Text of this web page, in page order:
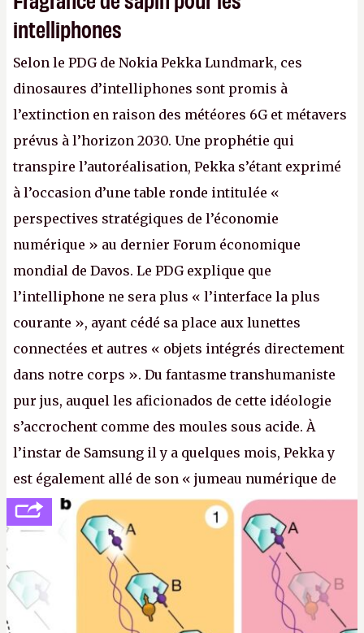
intelliphones
Selon le PDG de Nokia Pekka Lundmark, ces
dinosaures d’intelliphones sont promis à
l’extinction en raison des météores 6G et métavers
prévus à l’horizon 2030. Une prophétie qui
transpire l’autoréalisation, Pekka s’étant exprimé
à l’occasion d’une table ronde intitulée «
perspectives stratégiques de l’économie
numérique » au dernier Forum économique
mondial de Davos. Le PDG explique que
l’intelliphone ne sera plus « l’interface la plus
courante », ayant cédé sa place aux lunettes
connectées et autres « objets intégrés directement
dans notre corps ». Du fantasme transhumaniste
pur jus, auquel les aficionados de cette idéologie
s’accrochent comme des moules sous acide. À
l’instar de Samsung il y a quelques mois, Pekka y
est également allé de son « jumeau numérique de
tout » et de l’importance des metasangsues, qu’il
considère comme «
la prochaine grande plateforme
informatique après le World Wide Web et le mobile
(Crédit photo : Pexels / Pixabay)